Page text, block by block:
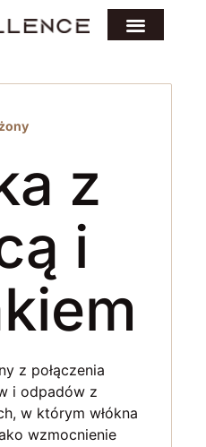
z
i
z połączenia
i odpadów z
w którym włókna
wzmocnienie